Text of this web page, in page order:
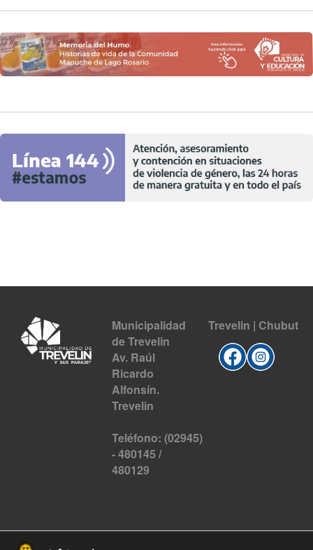
Municipalidad
de Trevelin
Av. Raúl
Ricardo
Alfonsín.
Trevelin
Teléfono: (02945)
- 480145 /
480129
Trevelin | Chubut